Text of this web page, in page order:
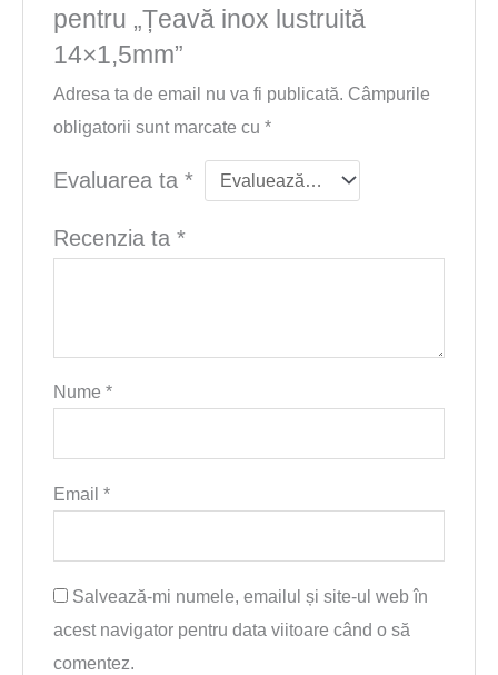
pentru „Țeavă inox lustruită
14×1,5mm”
Adresa ta de email nu va fi publicată. Câmpurile
obligatorii sunt marcate cu*
Evaluarea ta*
Recenzia ta*
Nume*
Email*
Salvează-mi numele, emailul și site-ul web în
acest navigator pentru data viitoare când o să
comentez.